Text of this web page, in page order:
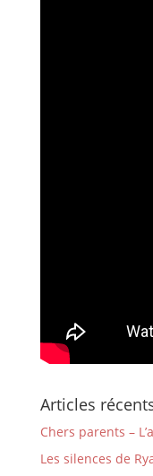
Articles
Chers parents –
Les silences de